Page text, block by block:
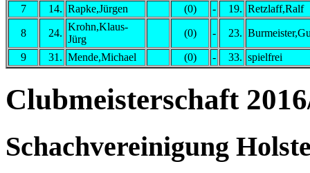
7
14. Rapke,Jürgen (0) - 19. Retzlaff,Ralf
8 24.
Krohn,Klaus-
Jürg
(0) - 23.
9 31. Mende,Michael (0) - 33. spielfrei
Clubmeisterschaft
Schachvereinigung